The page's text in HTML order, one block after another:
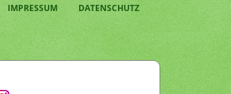
IMPRESSUM DATENSCHUTZ